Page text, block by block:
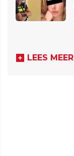
LEES MEER